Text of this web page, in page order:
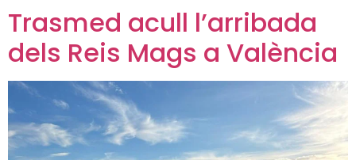
Trasmed acull l’arribada
dels Reis Mags a València